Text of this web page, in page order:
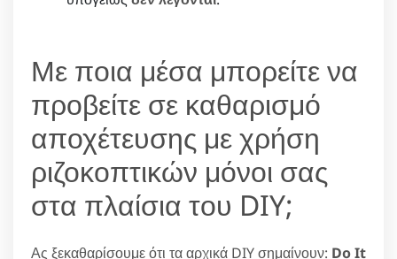
Με ποια μέσα μπορείτε να
προβείτε σε καθαρισμό
αποχέτευσης με χρήση
ριζοκοπτικών μόνοι σας
στα πλαίσια του DIY;
Ας ξεκαθαρίσουμε ότι τα αρχικά DIY σημαίνουν: Do It